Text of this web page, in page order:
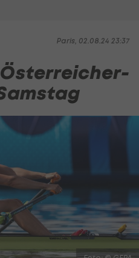
Paris, 02.08.24 23:37